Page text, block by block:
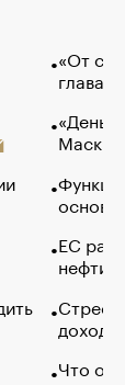
«От
глава
Маск в
основ
ЕС
нефти
Что